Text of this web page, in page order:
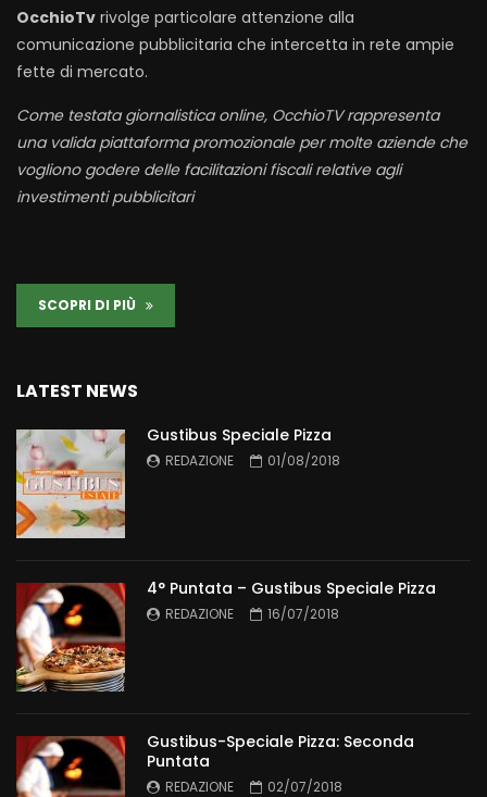
OcchioTv rivolge particolare attenzione alla
comunicazione pubblicitaria che intercetta in rete ampie
fette di mercato.
Come testata giornalistica online, OcchioTV rappresenta
una valida piattaforma promozionale per molte aziende che
vogliono godere delle facilitazioni fiscali relative agli
investimenti pubblicitari
SCOPRI DI PIÙ
LATEST NEWS
Gustibus Speciale Pizza
REDAZIONE 01/08/2018
4° Puntata – Gustibus Speciale Pizza
REDAZIONE 16/07/2018
Gustibus-Speciale Pizza: Seconda
Puntata
REDAZIONE 02/07/2018